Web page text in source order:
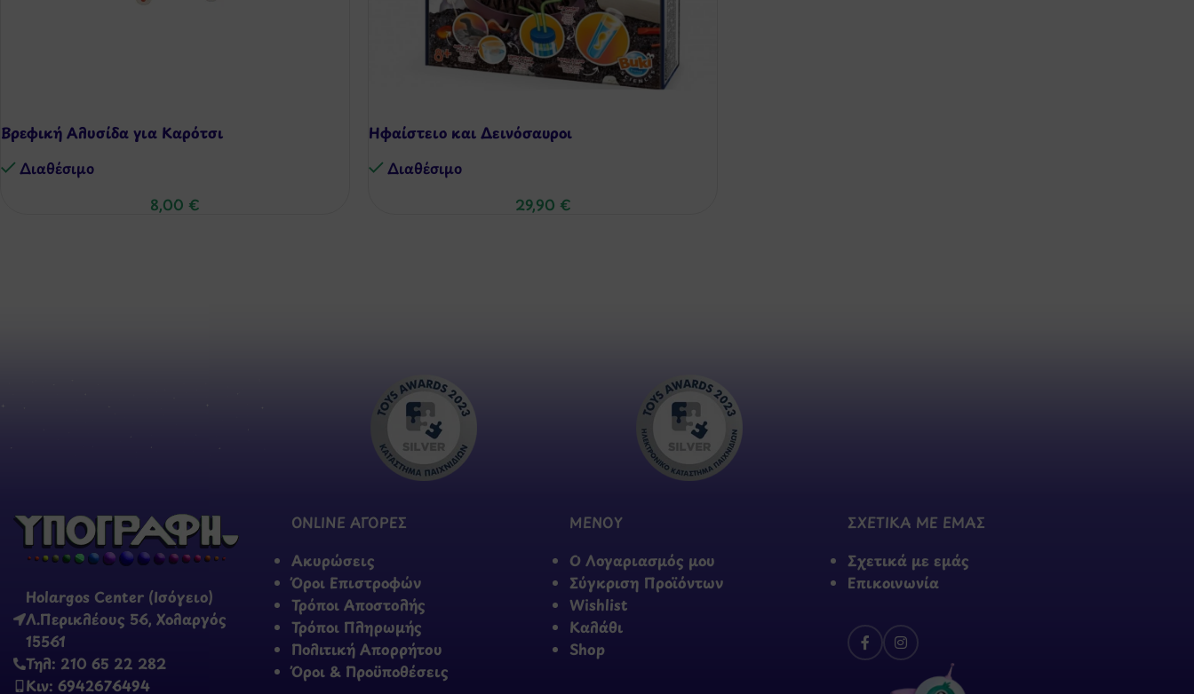
Βρεφική Αλυσίδα για Καρότσι
Διαθέσιμo
8,00 €
Hφαίστειο και Δεινόσαυροι
Διαθέσιμo
29,90 €
Holargos Center (Ισόγειο)
Λ.Περικλέους 56, Χολαργός
15561
Τηλ: 210 65 22 282
Κιν: 6942676494
ONLINE ΑΓΟΡΕΣ
Ακυρώσεις
Όροι Επιστροφών
Τρόποι Αποστολής
Τρόποι Πληρωμής
Πολιτική Απορρήτου
Όροι & Προϋποθέσεις
ΜΕΝΟΥ
Ο Λογαριασμός μου
Σύγκριση Προϊόντων
Wishlist
Καλάθι
Shop
ΣΧΕΤΙΚΑ ΜΕ ΕΜΑΣ
Σχετικά με εμάς
Επικοινωνία